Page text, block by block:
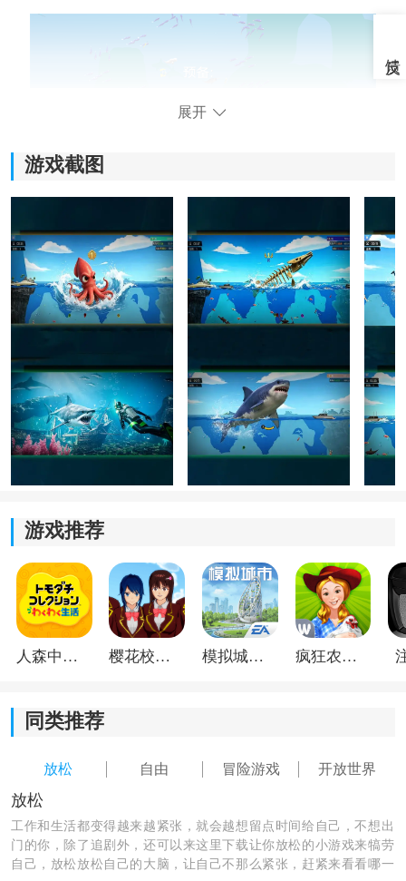
3、在规定时间内吃掉比自己小的鱼类，从而完成升级和
进化。
4、最终根据获得的分数进行排名结算。
1、生存资源管理：
游戏的核心挑战在于实时管理角色的饥饿、口渴与氧气
展开
游戏截图
游戏推荐
人森中文版 樱花校园模拟器1.048.00中文版 模拟城市我是巿长联机版 疯狂农场3美国派19
同类推荐
放松 自由 冒险游戏 开放世界
放松
工作和生活都变得越来越紧张，就会越想留点时间给自己，不想出
门的你，除了追剧外，还可以来这里下载让你放松的小游戏来犒劳
自己，放松放松自己的大脑，让自己不那么紧张，赶紧来看看哪一